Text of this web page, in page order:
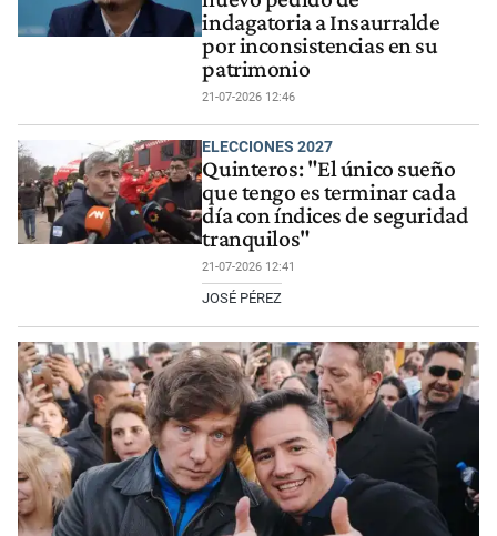
indagatoria a Insaurralde
por inconsistencias en su
patrimonio
21-07-2026 12:46
ELECCIONES 2027
Quinteros: "El único sueño
que tengo es terminar cada
día con índices de seguridad
tranquilos"
21-07-2026 12:41
JOSÉ PÉREZ